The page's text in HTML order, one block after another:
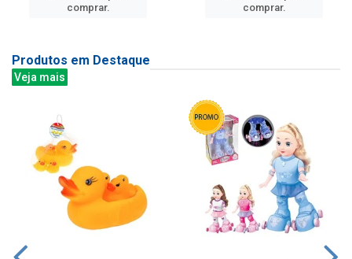
comprar.
comprar.
Produtos em Destaque
Veja mais